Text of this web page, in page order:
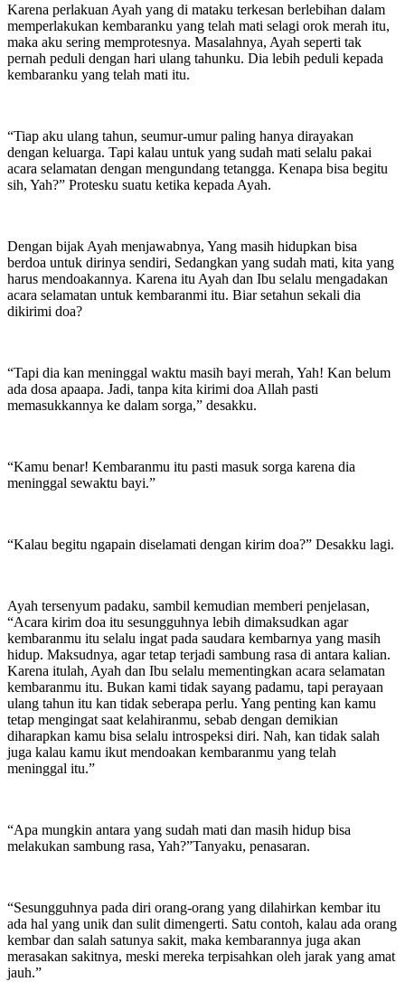
Karena perlakuan Ayah yang di mataku terkesan berlebihan dalam
memperlakukan kembaranku yang telah mati selagi orok merah itu,
maka aku sering memprotesnya. Masalahnya, Ayah seperti tak
pernah peduli dengan hari ulang tahunku. Dia lebih peduli kepada
kembaranku yang telah mati itu.
“Tiap aku ulang tahun, seumur-umur paling hanya dirayakan
dengan keluarga. Tapi kalau untuk yang sudah mati selalu pakai
acara selamatan dengan mengundang tetangga. Kenapa bisa begitu
sih, Yah?” Protesku suatu ketika kepada Ayah.
Dengan bijak Ayah menjawabnya, Yang masih hidupkan bisa
berdoa untuk dirinya sendiri, Sedangkan yang sudah mati, kita yang
harus mendoakannya. Karena itu Ayah dan Ibu selalu mengadakan
acara selamatan untuk kembaranmi itu. Biar setahun sekali dia
dikirimi doa?
“Tapi dia kan meninggal waktu masih bayi merah, Yah! Kan belum
ada dosa apaapa. Jadi, tanpa kita kirimi doa Allah pasti
memasukkannya ke dalam sorga,” desakku.
“Kamu benar! Kembaranmu itu pasti masuk sorga karena dia
meninggal sewaktu bayi.”
“Kalau begitu ngapain diselamati dengan kirim doa?” Desakku lagi.
Ayah tersenyum padaku, sambil kemudian memberi penjelasan,
“Acara kirim doa itu sesungguhnya lebih dimaksudkan agar
kembaranmu itu selalu ingat pada saudara kembarnya yang masih
hidup. Maksudnya, agar tetap terjadi sambung rasa di antara kalian.
Karena itulah, Ayah dan Ibu selalu mementingkan acara selamatan
kembaranmu itu. Bukan kami tidak sayang padamu, tapi perayaan
ulang tahun itu kan tidak seberapa perlu. Yang penting kan kamu
tetap mengingat saat kelahiranmu, sebab dengan demikian
diharapkan kamu bisa selalu introspeksi diri. Nah, kan tidak salah
juga kalau kamu ikut mendoakan kembaranmu yang telah
meninggal itu.”
“Apa mungkin antara yang sudah mati dan masih hidup bisa
melakukan sambung rasa, Yah?”Tanyaku, penasaran.
“Sesungguhnya pada diri orang-orang yang dilahirkan kembar itu
ada hal yang unik dan sulit dimengerti. Satu contoh, kalau ada orang
kembar dan salah satunya sakit, maka kembarannya juga akan
merasakan sakitnya, meski mereka terpisahkan oleh jarak yang amat
jauh.”